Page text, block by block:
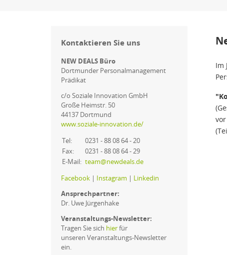
Kontaktieren Sie uns
NEW DEALS Büro
Dortmunder Personalmanagement
Prädikat
c/o Soziale Innovation GmbH
Große Heimstr. 50
44137 Dortmund
www.soziale-innovation.de/
Tel:
0231 - 88 08 64 - 20
Fax:
0231 - 88 08 64 - 29
E-Mail: team@newdeals.de
Facebook Instagram Linkedin
Ansprechpartner:
Dr. Uwe Jürgenhake
Veranstaltungs-Newsletter:
Tragen Sie sich hier für
unseren Veranstaltungs-Newsletter
ein.